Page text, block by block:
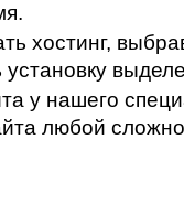
хостинг,
у нашего
любой